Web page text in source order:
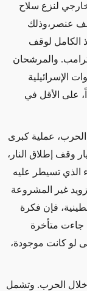
لنزع سلاح
وذلك
الكامل لوقف
اقترحه ترامب. والمرشحان
الإسرائيلية
على الأقل في
الحرب، عملية كبرى
وقف إطلاق النار،
الذي تسيطر عليه
غير المشروعة
فإن فكرة
جاءت متأخرة
لو كانت موجودة،
الحرب. وتشمل